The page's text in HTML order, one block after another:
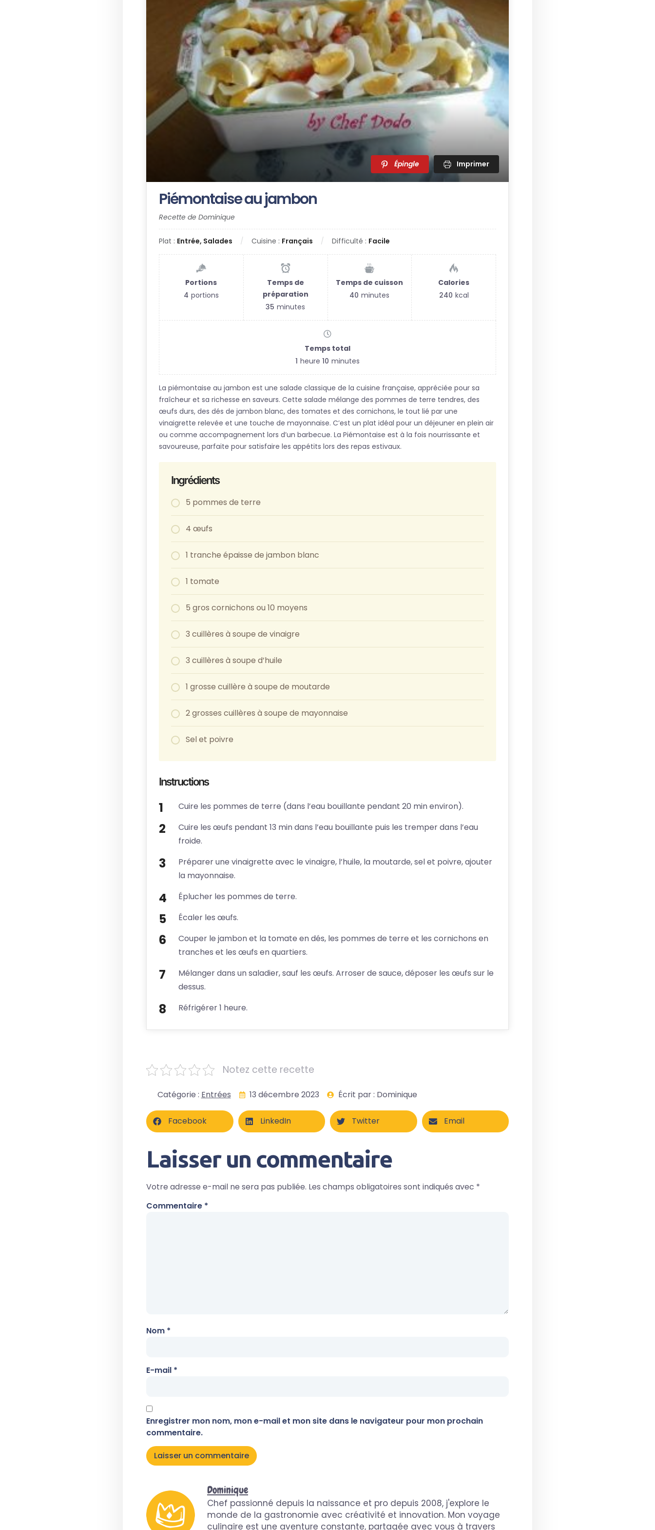
Épingle Imprimer
Piémontaise au jambon
Recette de Dominique
Plat : Entrée, Salades Cuisine : Français Difficulté : Facile
Portions
4 portions
Temps de
préparation
35 minutes
Temps de cuisson
40 minutes
Calories
240 kcal
Temps total
1 heure 10 minutes
La piémontaise au jambon est une salade classique de la cuisine française, appréciée pour sa
fraîcheur et sa richesse en saveurs. Cette salade mélange des pommes de terre tendres, des
œufs durs, des dés de jambon blanc, des tomates et des cornichons, le tout lié par une
vinaigrette relevée et une touche de mayonnaise. C’est un plat idéal pour un déjeuner en plein air
ou comme accompagnement lors d’un barbecue. La Piémontaise est à la fois nourrissante et
savoureuse, parfaite pour satisfaire les appétits lors des repas estivaux.
Ingrédients
5 pommes de terre
4 œufs
1 tranche épaisse de jambon blanc
1 tomate
5 gros cornichons ou 10 moyens
3 cuillères à soupe de vinaigre
3 cuillères à soupe d’huile
1 grosse cuillère à soupe de moutarde
2 grosses cuillères à soupe de mayonnaise
Sel et poivre
Instructions
Cuire les pommes de terre (dans l’eau bouillante pendant 20 min environ).
Cuire les œufs pendant 13 min dans l’eau bouillante puis les tremper dans l’eau
froide.
Préparer une vinaigrette avec le vinaigre, l’huile, la moutarde, sel et poivre, ajouter
la mayonnaise.
Éplucher les pommes de terre.
Écaler les œufs.
Couper le jambon et la tomate en dés, les pommes de terre et les cornichons en
tranches et les œufs en quartiers.
Mélanger dans un saladier, sauf les œufs. Arroser de sauce, déposer les œufs sur le
dessus.
Réfrigérer 1 heure.
Notez cette recette
Catégorie : Entrées 13 décembre 2023 Écrit par : Dominique
Facebook LinkedIn Twitter Email
Laisser un commentaire
Votre adresse e-mail ne sera pas publiée. Les champs obligatoires sont indiqués avec *
Commentaire *
Nom *
E-mail *
Enregistrer mon nom, mon e-mail et mon site dans le navigateur pour mon prochain
commentaire.
Dominique
Chef passionné depuis la naissance et pro depuis 2008, j'explore le
monde de la gastronomie avec créativité et innovation. Mon voyage
culinaire est une aventure constante, partagée avec vous à travers